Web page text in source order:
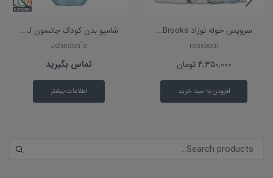
سرویس حوله نوزاد Brooks...
roseborn
۴,۳۵۰,۰۰۰ تومان
افزودن به سبد خرید
شامپو بدن کودک جانسون J...
Johnson`s
تماس بگیرید
اطلاعات بیشتر